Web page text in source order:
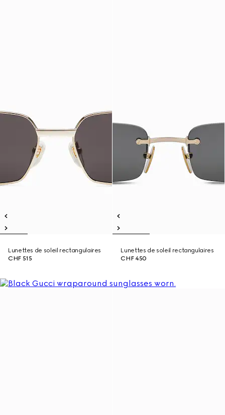
Lunettes de soleil rectangulaires
CHF 515
Lunettes de soleil rectangulaires
CHF 450